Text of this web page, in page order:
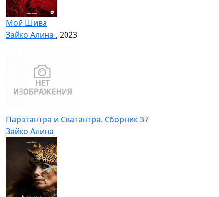
Мой Шива
Зайко Алина , 2023
Паратантра и Сватантра. Сборник 37
Зайко Алина